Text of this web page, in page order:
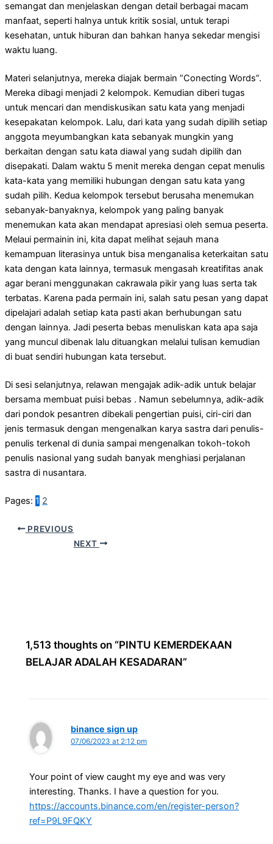
semangat dan menjelaskan dengan detail berbagai macam
manfaat, seperti halnya untuk kritik sosial, untuk terapi
kesehatan, untuk hiburan dan bahkan hanya sekedar mengisi
waktu luang.
Materi selanjutnya, mereka diajak bermain ”Conecting Words”.
Mereka dibagi menjadi 2 kelompok. Kemudian diberi tugas
untuk mencari dan mendiskusikan satu kata yang menjadi
kesepakatan kelompok. Lalu, dari kata yang sudah dipilih setiap
anggota meyumbangkan kata sebanyak mungkin yang
berkaitan dengan satu kata diawal yang sudah dipilih dan
disepakati. Dalam waktu 5 menit mereka dengan cepat menulis
kata-kata yang memiliki hubungan dengan satu kata yang
sudah pilih. Kedua kelompok tersebut berusaha menemukan
sebanyak-banyaknya, kelompok yang paling banyak
menemukan kata akan mendapat apresiasi oleh semua peserta.
Melaui permainin ini, kita dapat melihat sejauh mana
kemampuan literasinya untuk bisa menganalisa keterkaitan satu
kata dengan kata lainnya, termasuk mengasah kreatifitas anak
agar berani menggunakan cakrawala pikir yang luas serta tak
terbatas. Karena pada permain ini, salah satu pesan yang dapat
dipelajari adalah setiap kata pasti akan berhubungan satu
dengan lainnya. Jadi peserta bebas menuliskan kata apa saja
yang muncul dibenak lalu dituangkan melalui tulisan kemudian
di buat sendiri hubungan kata tersebut.
Di sesi selanjutnya, relawan mengajak adik-adik untuk belajar
bersama membuat puisi bebas . Namun sebelumnya, adik-adik
dari pondok pesantren dibekali pengertian puisi, ciri-ciri dan
jenis termasuk dengan mengenalkan karya sastra dari penulis-
penulis terkenal di dunia sampai mengenalkan tokoh-tokoh
penulis nasional yang sudah banyak menghiasi perjalanan
sastra di nusantara.
Pages: 1 2
PREVIOUS
NEXT
1,513 thoughts on “PINTU KEMERDEKAAN
BELAJAR ADALAH KESADARAN”
binance sign up
07/06/2023 at 2:12 pm
Your point of view caught my eye and was very
interesting. Thanks. I have a question for you.
https://accounts.binance.com/en/register-person?
ref=P9L9FQKY